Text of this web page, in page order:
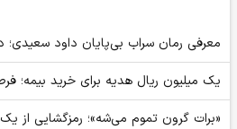
معرفی رمان سراب بی‌پایان داود سعیدی؛
یک میلیون ریال هدیه برای خرید بیمه؛
«برات گرون تموم می‌شه»؛ رمزگشایی از یک